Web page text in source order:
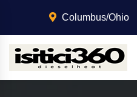
Columbus/Ohio